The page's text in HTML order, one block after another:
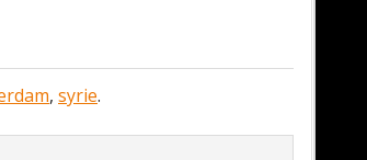
, syrie.